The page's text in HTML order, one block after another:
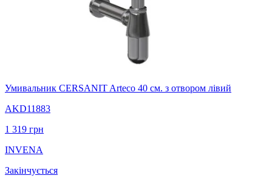
Умивальник CERSANIT Arteco 40 см. з отвором лівий
AKD11883
1 319 грн
INVENA
Закінчується